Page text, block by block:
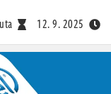
12. 9. 2025